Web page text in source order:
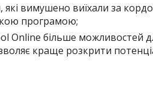
які вимушено виїхали за
програмою;
Online більше можливостей
краще розкрити